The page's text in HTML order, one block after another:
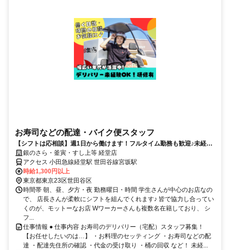
お寿司などの配達・バイク便スタッフ
【シフトは応相談】週1日から働けます！フルタイム勤務も歓迎♪未経験
◎ 銀のさら・釜寅・すし上等 経堂店
アクセス 小田急線経堂駅 世田谷線宮坂駅
時給1,300円以上
東京都東京23区世田谷区
時間帯 朝、昼、夕方・夜 勤務曜日・時間 学生さんが中心のお店なの
で、 店長さんが柔軟にシフトを組んでくれます♪ 皆で協力し合ってい
くのが、モットーなお店 Wワーカーさんも複数名在籍しており、 シ
フ...
仕事情報 ● 仕事内容 お寿司のデリバリー（宅配）スタッフ募集！
【お任せしたいのは…】 ・お料理のセッティング ・お寿司などの配
達 ・配達先住所の確認 ・代金の受け取り ・桶の回収 など！ 未経...